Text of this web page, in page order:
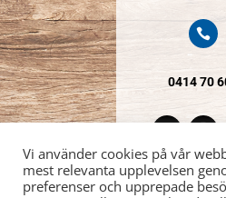

0414 70

Vi använder cookies på vår
mest relevanta upplevelsen
preferenser och upprepade